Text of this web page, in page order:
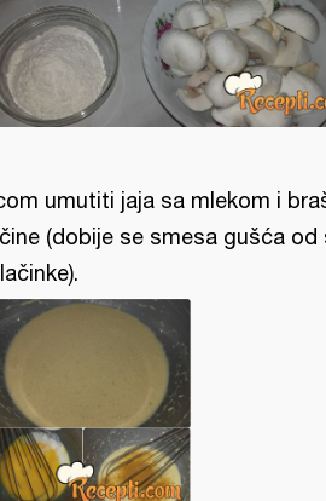
umutiti jaja sa mlekom i
(dobije se smesa gušća od